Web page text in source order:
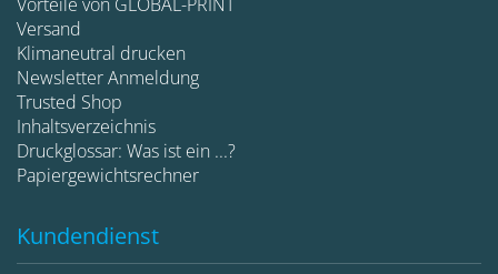
Vorteile von GLOBAL-PRINT
Versand
Klimaneutral drucken
Newsletter Anmeldung
Trusted Shop
Inhaltsverzeichnis
Druckglossar: Was ist ein ...?
Papiergewichtsrechner
Kundendienst